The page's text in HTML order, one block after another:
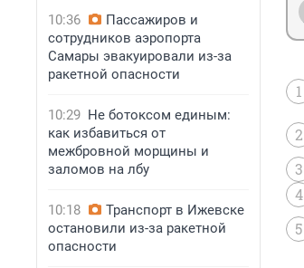
10:36
Пассажиров и
сотрудников аэропорта
Самары эвакуировали из-за
ракетной опасности
10:29 Не ботоксом единым:
как избавиться от
межбровной морщины и
заломов на лбу
10:18
Транспорт в Ижевске
остановили из-за ракетной
опасности
1
2
3
4
5